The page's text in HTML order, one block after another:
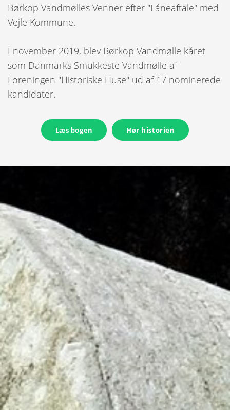
Børkop Vandmølles Venner efter "Låneaftale" med
Vejle Kommune.
I november 2019, blev Børkop Vandmølle kåret
som Danmarks Smukkeste Vandmølle af
Foreningen "Historiske Huse" ud af 17 nominerede
kandidater.
Læs bogen Hør historien